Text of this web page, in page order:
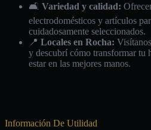
🛋️ Variedad y calidad:
electrodomésticos y artículos
cuidadosamente seleccionados.
📍 Locales en Rocha:
y descubrí cómo transformar tu
estar en las mejores manos.
Información De Utilidad